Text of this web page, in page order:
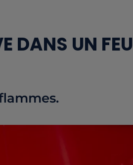
DANS UN FEU